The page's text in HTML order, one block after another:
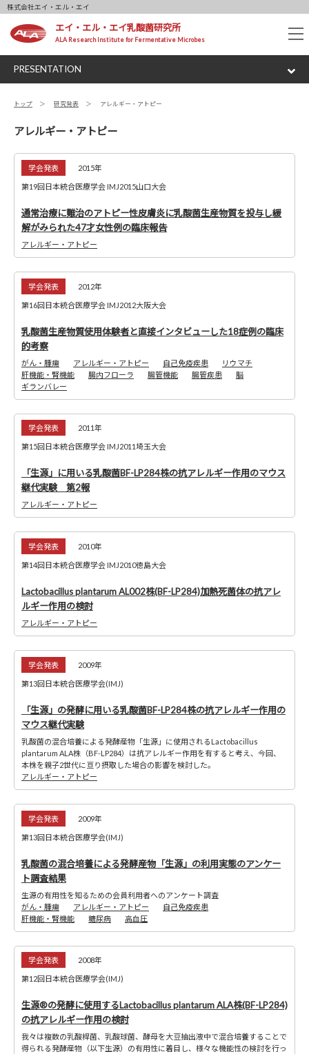
株式会社エイ・エル・エイ
エイ・エル・エイ乳酸菌研究所
ALA Research Institute for Fermentative Microbes
PRESENTATION
トップ 研究発表 アレルギー・アトピー
アレルギー・アトピー
学会発表 2015年
第19回日本統合医療学会 IMJ2015山口大会
通常治療に難治のアトピー性皮膚炎に乳酸菌生産物質を投与し緩
解がみられた47才女性例の臨床報告
アレルギー・アトピー
学会発表 2012年
第16回日本統合医療学会 IMJ2012大阪大会
乳酸菌生産物質使用体験者と直接インタビューした18症例の臨床
的考察
がん・腫瘍 アレルギー・アトピー 自己免疫疾患
リウマチ
肝機能・腎機能
腸内フローラ 腸管機能 腸管疾患
脳
ギランバレー
学会発表 2011年
第15回日本統合医療学会 IMJ2011埼玉大会
「生源」に用いる乳酸菌BF-LP284株の抗アレルギー作用のマウス
継代実験 第2報
アレルギー・アトピー
学会発表 2010年
第14回日本統合医療学会 IMJ2010徳島大会
Lactobacillus plantarum AL002株(BF-LP284)加熱死菌体の抗アレ
ルギー作用の検討
アレルギー・アトピー
学会発表 2009年
第13回日本統合医療学会(IMJ)
「生源」の発酵に用いる乳酸菌BF-LP284株の抗アレルギー作用の
マウス継代実験
乳酸菌の混合培養による発酵産物「生源」に使用されるLactobacillus
plantarum ALA株（BF-LP284）は抗アレルギー作用を有すると考え、今回、
本株を親子2世代に亘り摂取した場合の影響を検討した。
アレルギー・アトピー
学会発表 2009年
第13回日本統合医療学会(IMJ)
乳酸菌の混合培養による発酵産物「生源」の利用実態のアンケー
ト調査結果
生源の有用性を知るための会員利用者へのアンケート調査
がん・腫瘍
アレルギー・アトピー
自己免疫疾患
肝機能・腎機能
糖尿病 高血圧
学会発表 2008年
第12回日本統合医療学会(IMJ)
生源®の発酵に使用するLactobacillus plantarum ALA株(BF-LP284)
の抗アレルギー作用の検討
我々は複数の乳酸桿菌、乳酸球菌、酵母を大豆抽出液中で混合培養することで
得られる発酵産物（以下生源）の有用性に着目し、様々な機能性の検討を行っ